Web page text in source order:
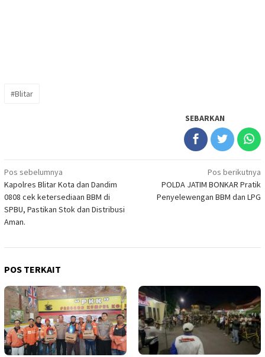
#Blitar
SEBARKAN
Navigasi
pos
Pos sebelumnya
Kapolres Blitar Kota dan Dandim
0808 cek ketersediaan BBM di
SPBU, Pastikan Stok dan Distribusi
Aman.
Pos berikutnya
POLDA JATIM BONKAR Pratik
Penyelewengan BBM dan LPG
POS TERKAIT